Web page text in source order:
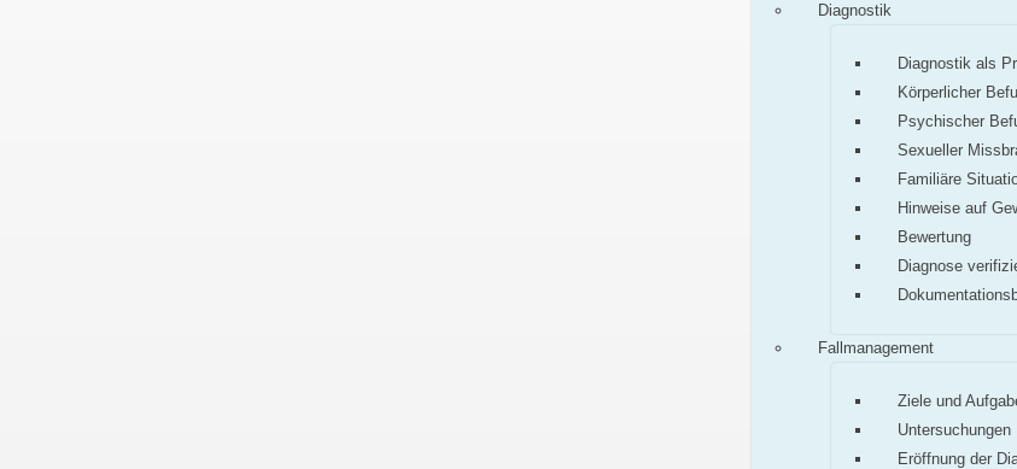
Diagnostik
Diagnostik als
Körperlicher
Psychischer
Sexueller
Familiäre
Hinweise auf
Bewertung
Diagnose
Fallmanagement
Ziele und
Untersuchungen
Eröffnung der